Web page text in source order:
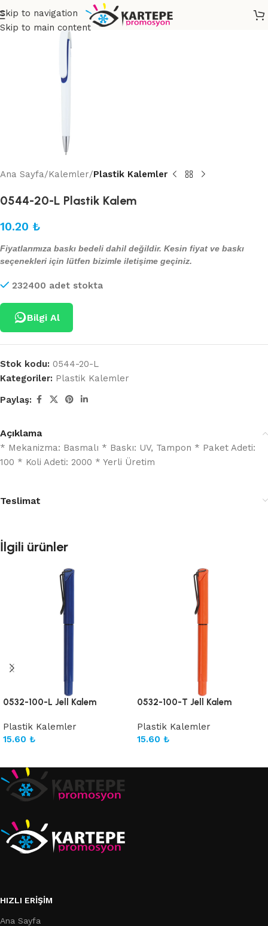
Skip to navigation
Skip to main content
Ana Sayfa Kalemler Plastik Kalemler
0544-20-L Plastik Kalem
10.20 ₺
Fiyatlarımıza baskı bedeli dahil değildir. Kesin fiyat ve baskı
seçenekleri için lütfen bizimle iletişime geçiniz.
232400 adet stokta
Bilgi Al
Stok kodu: 0544-20-L
Kategoriler: Plastik Kalemler
Paylaş:
Açıklama
* Mekanizma: Basmalı * Baskı: UV, Tampon * Paket Adeti:
100 * Koli Adeti: 2000 * Yerli Üretim
Teslimat
İlgili ürünler
0532-100-L Jell Kalem
Plastik Kalemler
15.60 ₺
0532-100-T Jell Kalem
Plastik Kalemler
15.60 ₺
HIZLI ERIŞIM
Ana Sayfa